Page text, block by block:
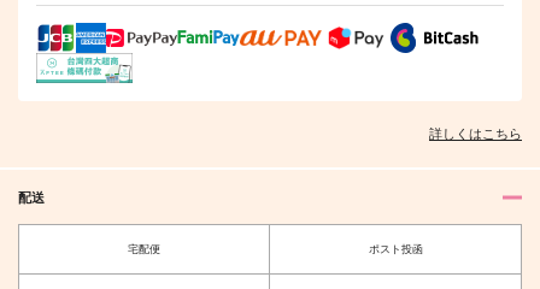
詳しくはこちら
配送
宅配便 ポスト投函